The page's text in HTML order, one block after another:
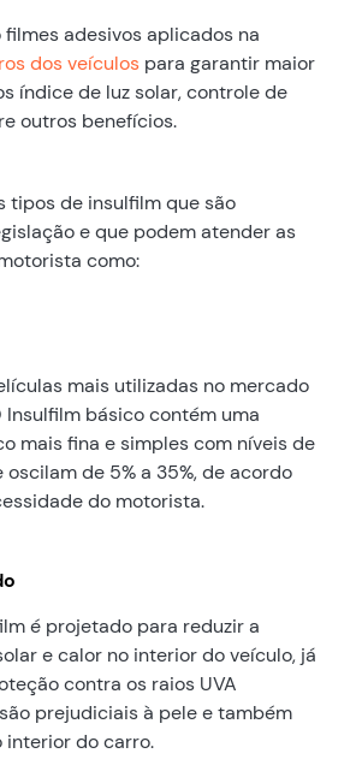
adesivos aplicados na
dos veículos para garantir maior
índice de luz solar, controle de
outros benefícios.
tipos de insulfilm que são
e que podem atender as
como:
mais utilizadas no mercado
básico contém uma
mais fina e simples com níveis de
de 5% a 35%, de acordo
do motorista.
é projetado para reduzir a
e calor no interior do veículo, já
contra os raios UVA
prejudiciais à pele e também
interior do carro.